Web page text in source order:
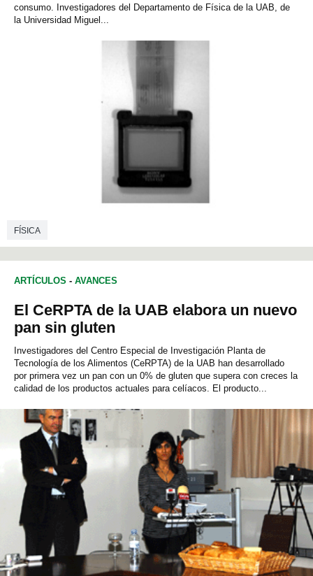
consumo. Investigadores del Departamento de Física de la UAB, de
la Universidad Miguel...
FÍSICA
ARTÍCULOS - AVANCES
El CeRPTA de la UAB elabora un nuevo
pan sin gluten
Investigadores del Centro Especial de Investigación Planta de
Tecnología de los Alimentos (CeRPTA) de la UAB han desarrollado
por primera vez un pan con un 0% de gluten que supera con creces la
calidad de los productos actuales para celíacos. El producto...